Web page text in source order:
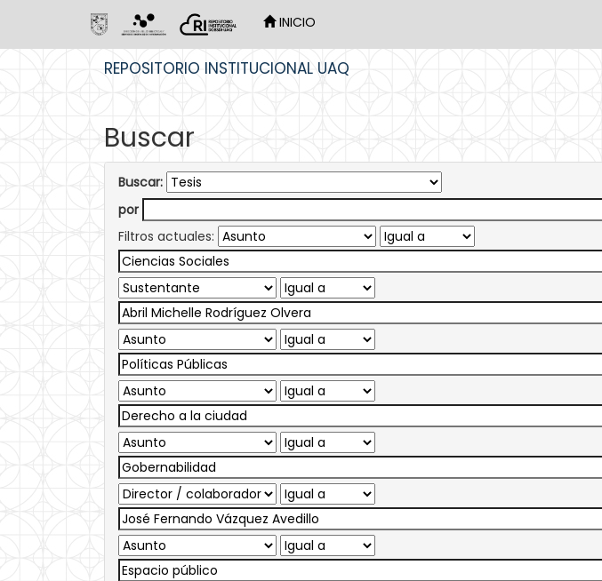
INICIO
REPOSITORIO INSTITUCIONAL UAQ
Buscar
Buscar:
por
Filtros actuales: